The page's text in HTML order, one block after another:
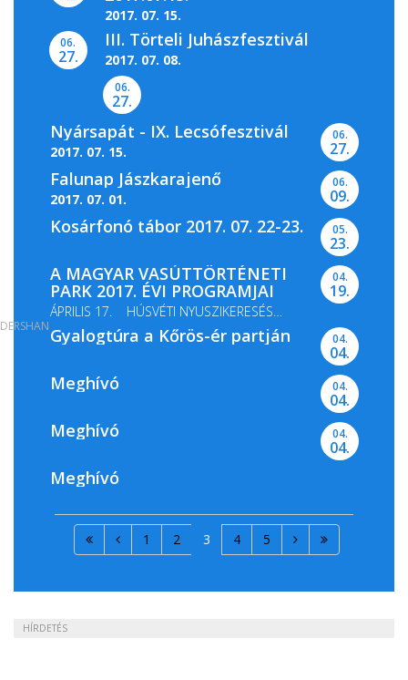
2017. 07. 15.
06.
27.
III. Törteli Juhászfesztivál
2017. 07. 08.
06.
27.
Nyársapát - IX. Lecsófesztivál
2017. 07. 15.
06.
27.
Falunap Jászkarajenő
2017. 07. 01.
06.
09.
Kosárfonó tábor 2017. 07. 22-23. 05.
23.
A MAGYAR VASÚTTÖRTÉNETI
PARK 2017. ÉVI PROGRAMJAI
ÁPRILIS 17. HÚSVÉTI NYUSZIKERESÉS
MÁJUS 13-14. GŐZMOZDONY...
04.
19.
Gyalogtúra a Kőrös-ér partján 04.
04.
Meghívó 04.
04.
Meghívó 04.
04.
Meghívó
1 2 3 4 5
HÍRDETÉS
DERSHAN